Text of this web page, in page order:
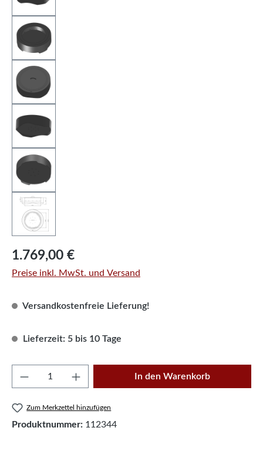
Regulärer Preis:
1.769,00 €
Preise inkl. MwSt. und Versand
Versandkostenfreie Lieferung!
Lieferzeit: 5 bis 10 Tage
Produkt Anzahl: Gib den gewünschten
In den Warenkorb
Zum Merkzettel hinzufügen
Produktnummer: 112344